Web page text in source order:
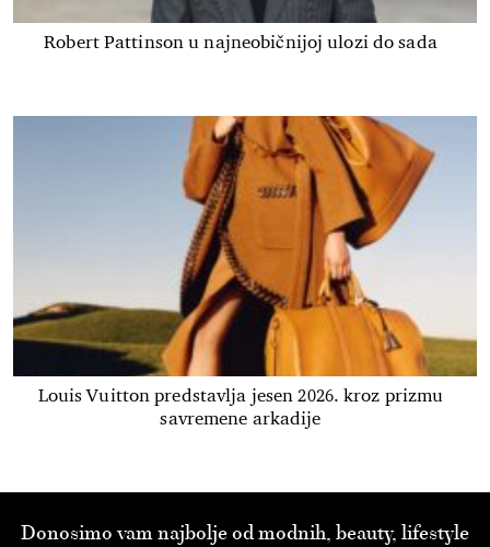
Robert Pattinson u najneobičnijoj ulozi do sada
Louis Vuitton predstavlja jesen 2026. kroz prizmu
savremene arkadije
Donosimo vam najbolje od modnih, beauty, lifestyle